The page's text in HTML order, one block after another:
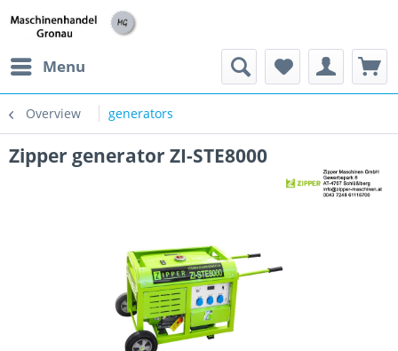
Menu
Overview generators
Zipper generator ZI-STE8000